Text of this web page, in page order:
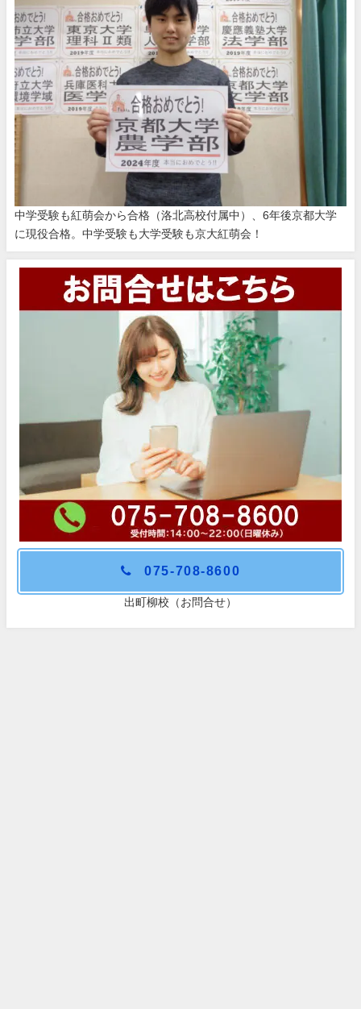
中学受験も紅萌会から合格（洛北高校付属中）、6年後京都大学
に現役合格。中学受験も大学受験も京大紅萌会！
075-708-8600
出町柳校（お問合せ）